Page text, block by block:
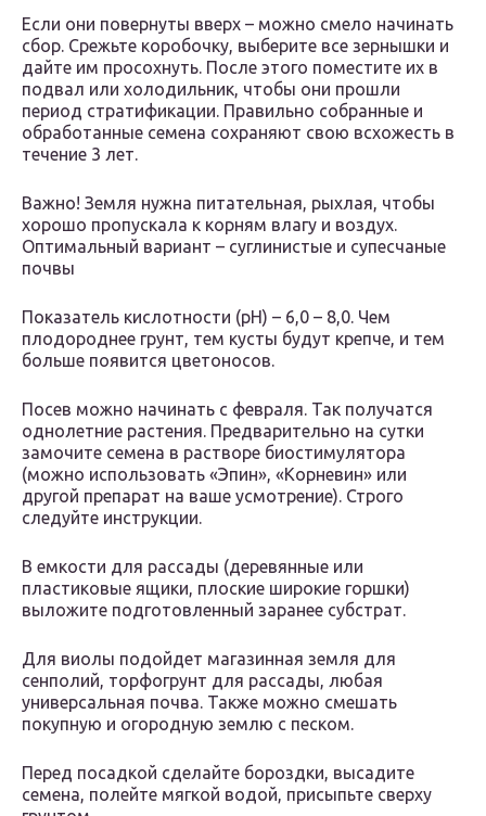
Если они повернуты вверх – можно смело начинать
сбор. Срежьте коробочку, выберите все зернышки и
дайте им просохнуть. После этого поместите их в
подвал или холодильник, чтобы они прошли
период стратификации. Правильно собранные и
обработанные семена сохраняют свою всхожесть в
течение 3 лет.
Важно! Земля нужна питательная, рыхлая, чтобы
хорошо пропускала к корням влагу и воздух.
Оптимальный вариант – суглинистые и супесчаные
почвы
Показатель кислотности (pH) – 6,0 – 8,0. Чем
плодороднее грунт, тем кусты будут крепче, и тем
больше появится цветоносов.
Посев можно начинать с февраля. Так получатся
однолетние растения. Предварительно на сутки
замочите семена в растворе биостимулятора
(можно использовать «Эпин», «Корневин» или
другой препарат на ваше усмотрение). Строго
следуйте инструкции.
В емкости для рассады (деревянные или
пластиковые ящики, плоские широкие горшки)
выложите подготовленный заранее субстрат.
Для виолы подойдет магазинная земля для
сенполий, торфогрунт для рассады, любая
универсальная почва. Также можно смешать
покупную и огородную землю с песком.
Перед посадкой сделайте бороздки, высадите
семена, полейте мягкой водой, присыпьте сверху